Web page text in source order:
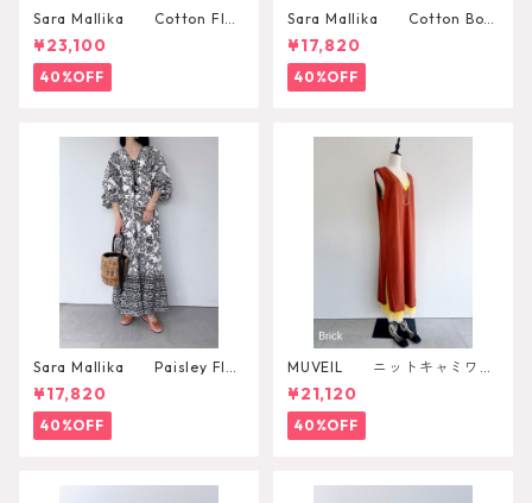
Sara Mallika Cotton Flo
wer Signal Print All In One
¥23,100
40%OFF
Sara Mallika Cotton Boh
emian Flower Print Dress
¥17,820
40%OFF
Sara Mallika Paisley Flo
wer Print Dress
¥17,820
40%OFF
MUVEIL ニットキャミワン
ピース
¥21,120
40%OFF